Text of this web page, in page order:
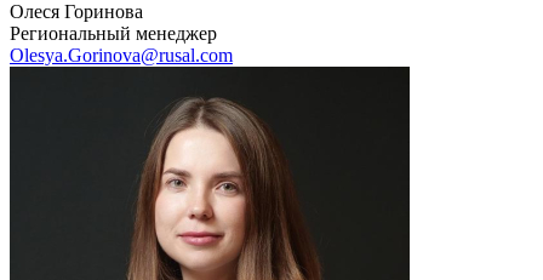
Олеся Горинова
Региональный менеджер
Olesya.Gorinova@rusal.com